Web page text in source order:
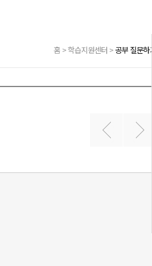
홈 >학습지원센터 >공부 질문하기